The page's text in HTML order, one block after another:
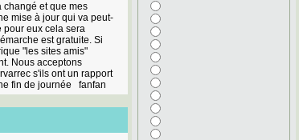
changé et que mes
mise à jour qui va peut-
pour eux cela sera
est gratuite. Si
"les sites amis"
Nous acceptons
s'ils ont un rapport
fin de journée fanfan